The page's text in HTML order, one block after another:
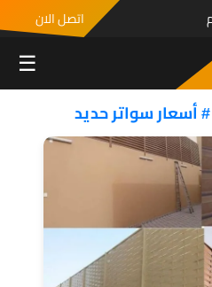
اتصل الان
☰
# أسعار سواتر حديد